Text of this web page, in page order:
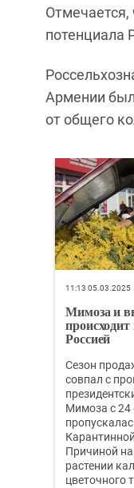
Отмечается,
потенциала
Армении
от общего
11:13 05.03.2025
Мимоза и
Россией
Сезон
совпал с
Мимоза с 24
Причиной
растении
цветочного